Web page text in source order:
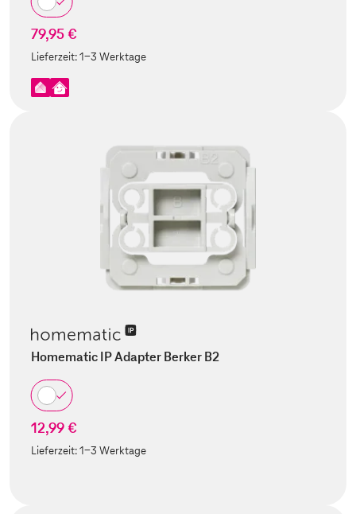
79,95 €
Lieferzeit:1-3 Werktage
Homematic IP Adapter Berker B2
12,99 €
Lieferzeit:1-3 Werktage